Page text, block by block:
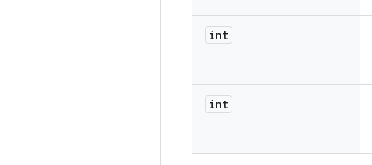
int
int